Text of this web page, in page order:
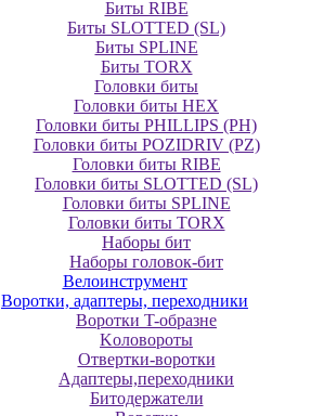
Биты RIBE
Биты SLOTTED (SL)
Биты SPLINE
Биты TORX
Головки биты
Головки биты HEX
Головки биты PHILLIPS (PH)
Головки биты POZIDRIV (PZ)
Головки биты RIBE
Головки биты SLOTTED (SL)
Головки биты SPLINE
Головки биты TORX
Наборы бит
Наборы головок-бит
Велоинструмент
Воротки, адаптеры, переходники
Bopoтки T-oбpaзне
Koлoвopoты
Oтвepтки-вopoтки
Адаптеры,переходники
Битодержатели